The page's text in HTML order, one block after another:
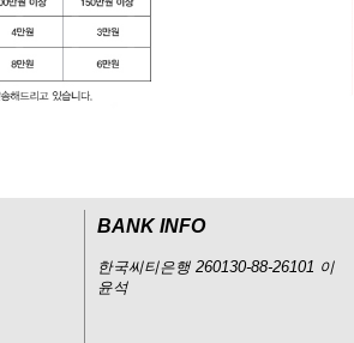
BANK INFO
한국씨티은행 260130-88-26101 이
윤석